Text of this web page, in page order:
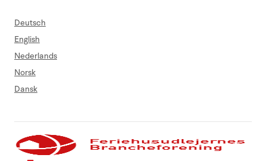
Deutsch
English
Nederlands
Norsk
Dansk